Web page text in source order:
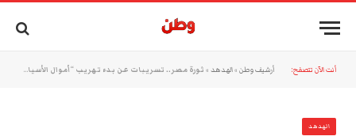
أنت الآن تتصفح: أرشيف وطن »الهدهد » ثورة مصر.. تسريبات عن بدء تهريب “أموال الأسياد” للخارج كشفها فنان شهير
الهدهد